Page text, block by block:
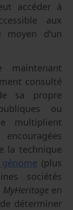
accéder à
aux
moyen d'un
maintenant
consulté
sa propre
ou
multiplient
la technique
(plus
sociétés
MyHeritage en
déterminer